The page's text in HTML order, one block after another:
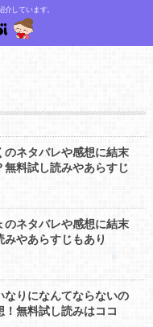
しています。
のネタバレや感想に結末
無料試し読みやあらすじ
のネタバレや感想に結末
みやあらすじもあり
なりになんてならないの
！無料試し読みはココ